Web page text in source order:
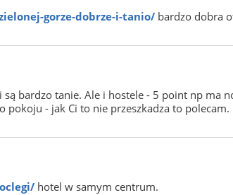
gorze-dobrze-i-tanio/ bardzo dobra
są bardzo tanie. Ale i hostele - 5 point np ma
pokoju - jak Ci to nie przeszkadza to polecam.
hotel w samym centrum.